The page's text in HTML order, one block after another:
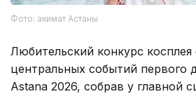
Фото: акимат Астаны
Любительский конкурс
центральных событий первого
Astana 2026, собрав у главной